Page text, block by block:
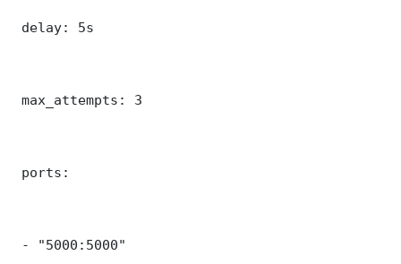
delay: 5s
max_attempts: 3
ports:
- "5000:5000"